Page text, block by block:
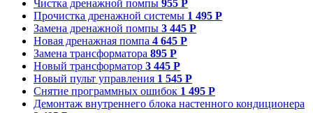
Чистка дренажной помпы 955 Р
Прочистка дренажной системы 1 495 Р
Замена дренажной помпы 3 445 Р
Новая дренажная помпа 4 645 Р
Замена трансформатора 895 Р
Новый трансформатор 3 445 Р
Новый пульт управления 1 545 Р
Снятие программных ошибок 1 495 Р
Демонтаж внутреннего блока настенного кондиционера